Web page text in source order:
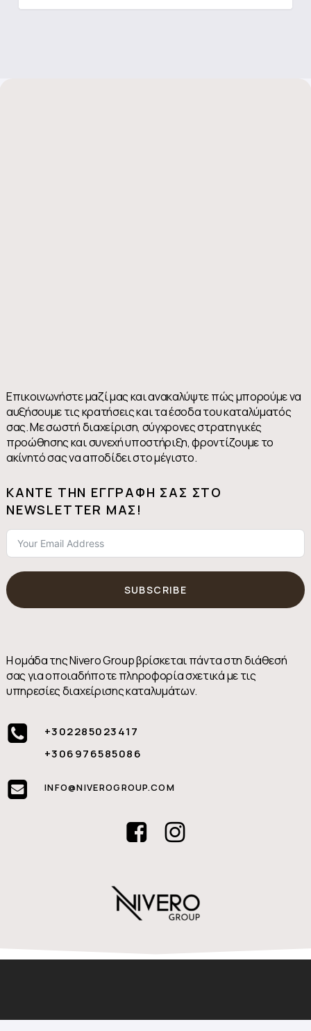
Επικοινωνήστε μαζί μας και ανακαλύψτε πώς μπορούμε να
αυξήσουμε τις κρατήσεις και τα έσοδα του καταλύματός
σας. Με σωστή διαχείριση, σύγχρονες στρατηγικές
προώθησης και συνεχή υποστήριξη, φροντίζουμε το
ακίνητό σας να αποδίδει στο μέγιστο.
KΆΝΤΕ ΤΗΝ ΕΓΓΡΑΦΉ ΣΑΣ ΣΤΟ
NEWSLETTER ΜΑΣ!
SUBSCRIBE
Η ομάδα της Nivero Group βρίσκεται πάντα στη διάθεσή
σας για οποιαδήποτε πληροφορία σχετικά με τις
υπηρεσίες διαχείρισης καταλυμάτων.
+302285023417
+306976585086
INFO@NIVEROGROUP.COM